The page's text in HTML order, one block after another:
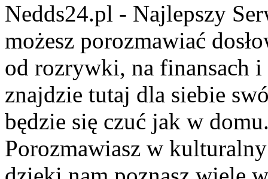
Nedds24.pl - Najlepszy
możesz porozmawiać
od rozrywki, na finansach
znajdzie tutaj dla siebie
będzie się czuć jak w
Porozmawiasz w